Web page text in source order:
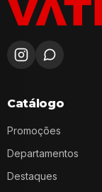
Catálogo
Promoções
Departamentos
Destaques